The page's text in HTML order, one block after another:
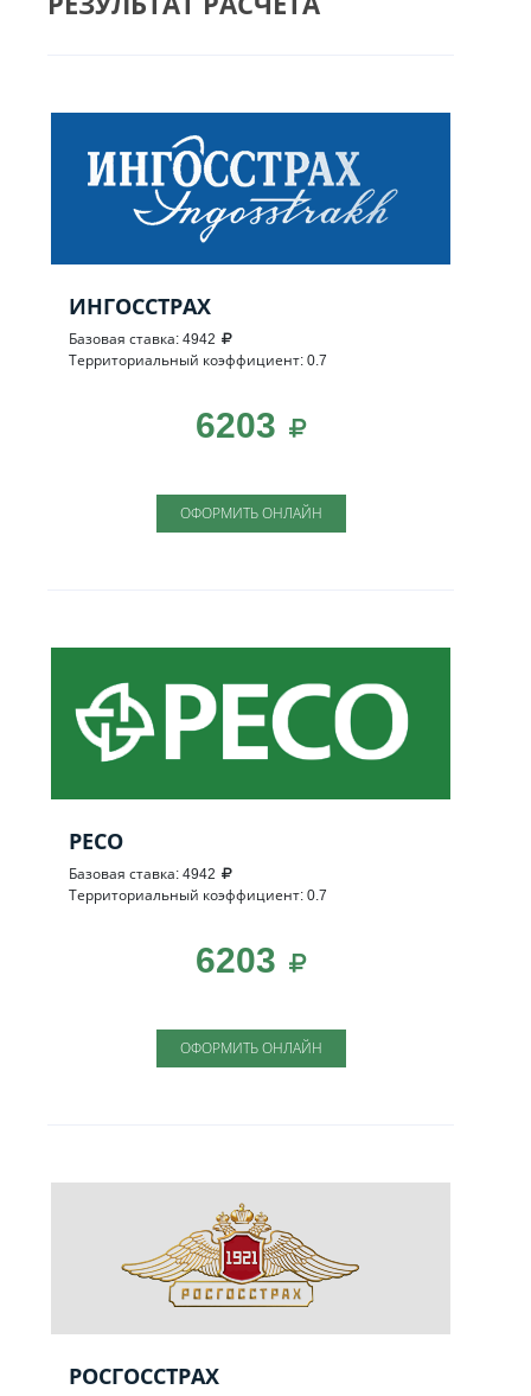
ИНГОССТРАХ
Базовая ставка: 4942
Территориальный коэффициент: 0.7
6203
ОФОРМИТЬ ОНЛАЙН
РЕСО
Базовая ставка: 4942
Территориальный коэффициент: 0.7
6203
ОФОРМИТЬ ОНЛАЙН
РОСГОССТРАХ